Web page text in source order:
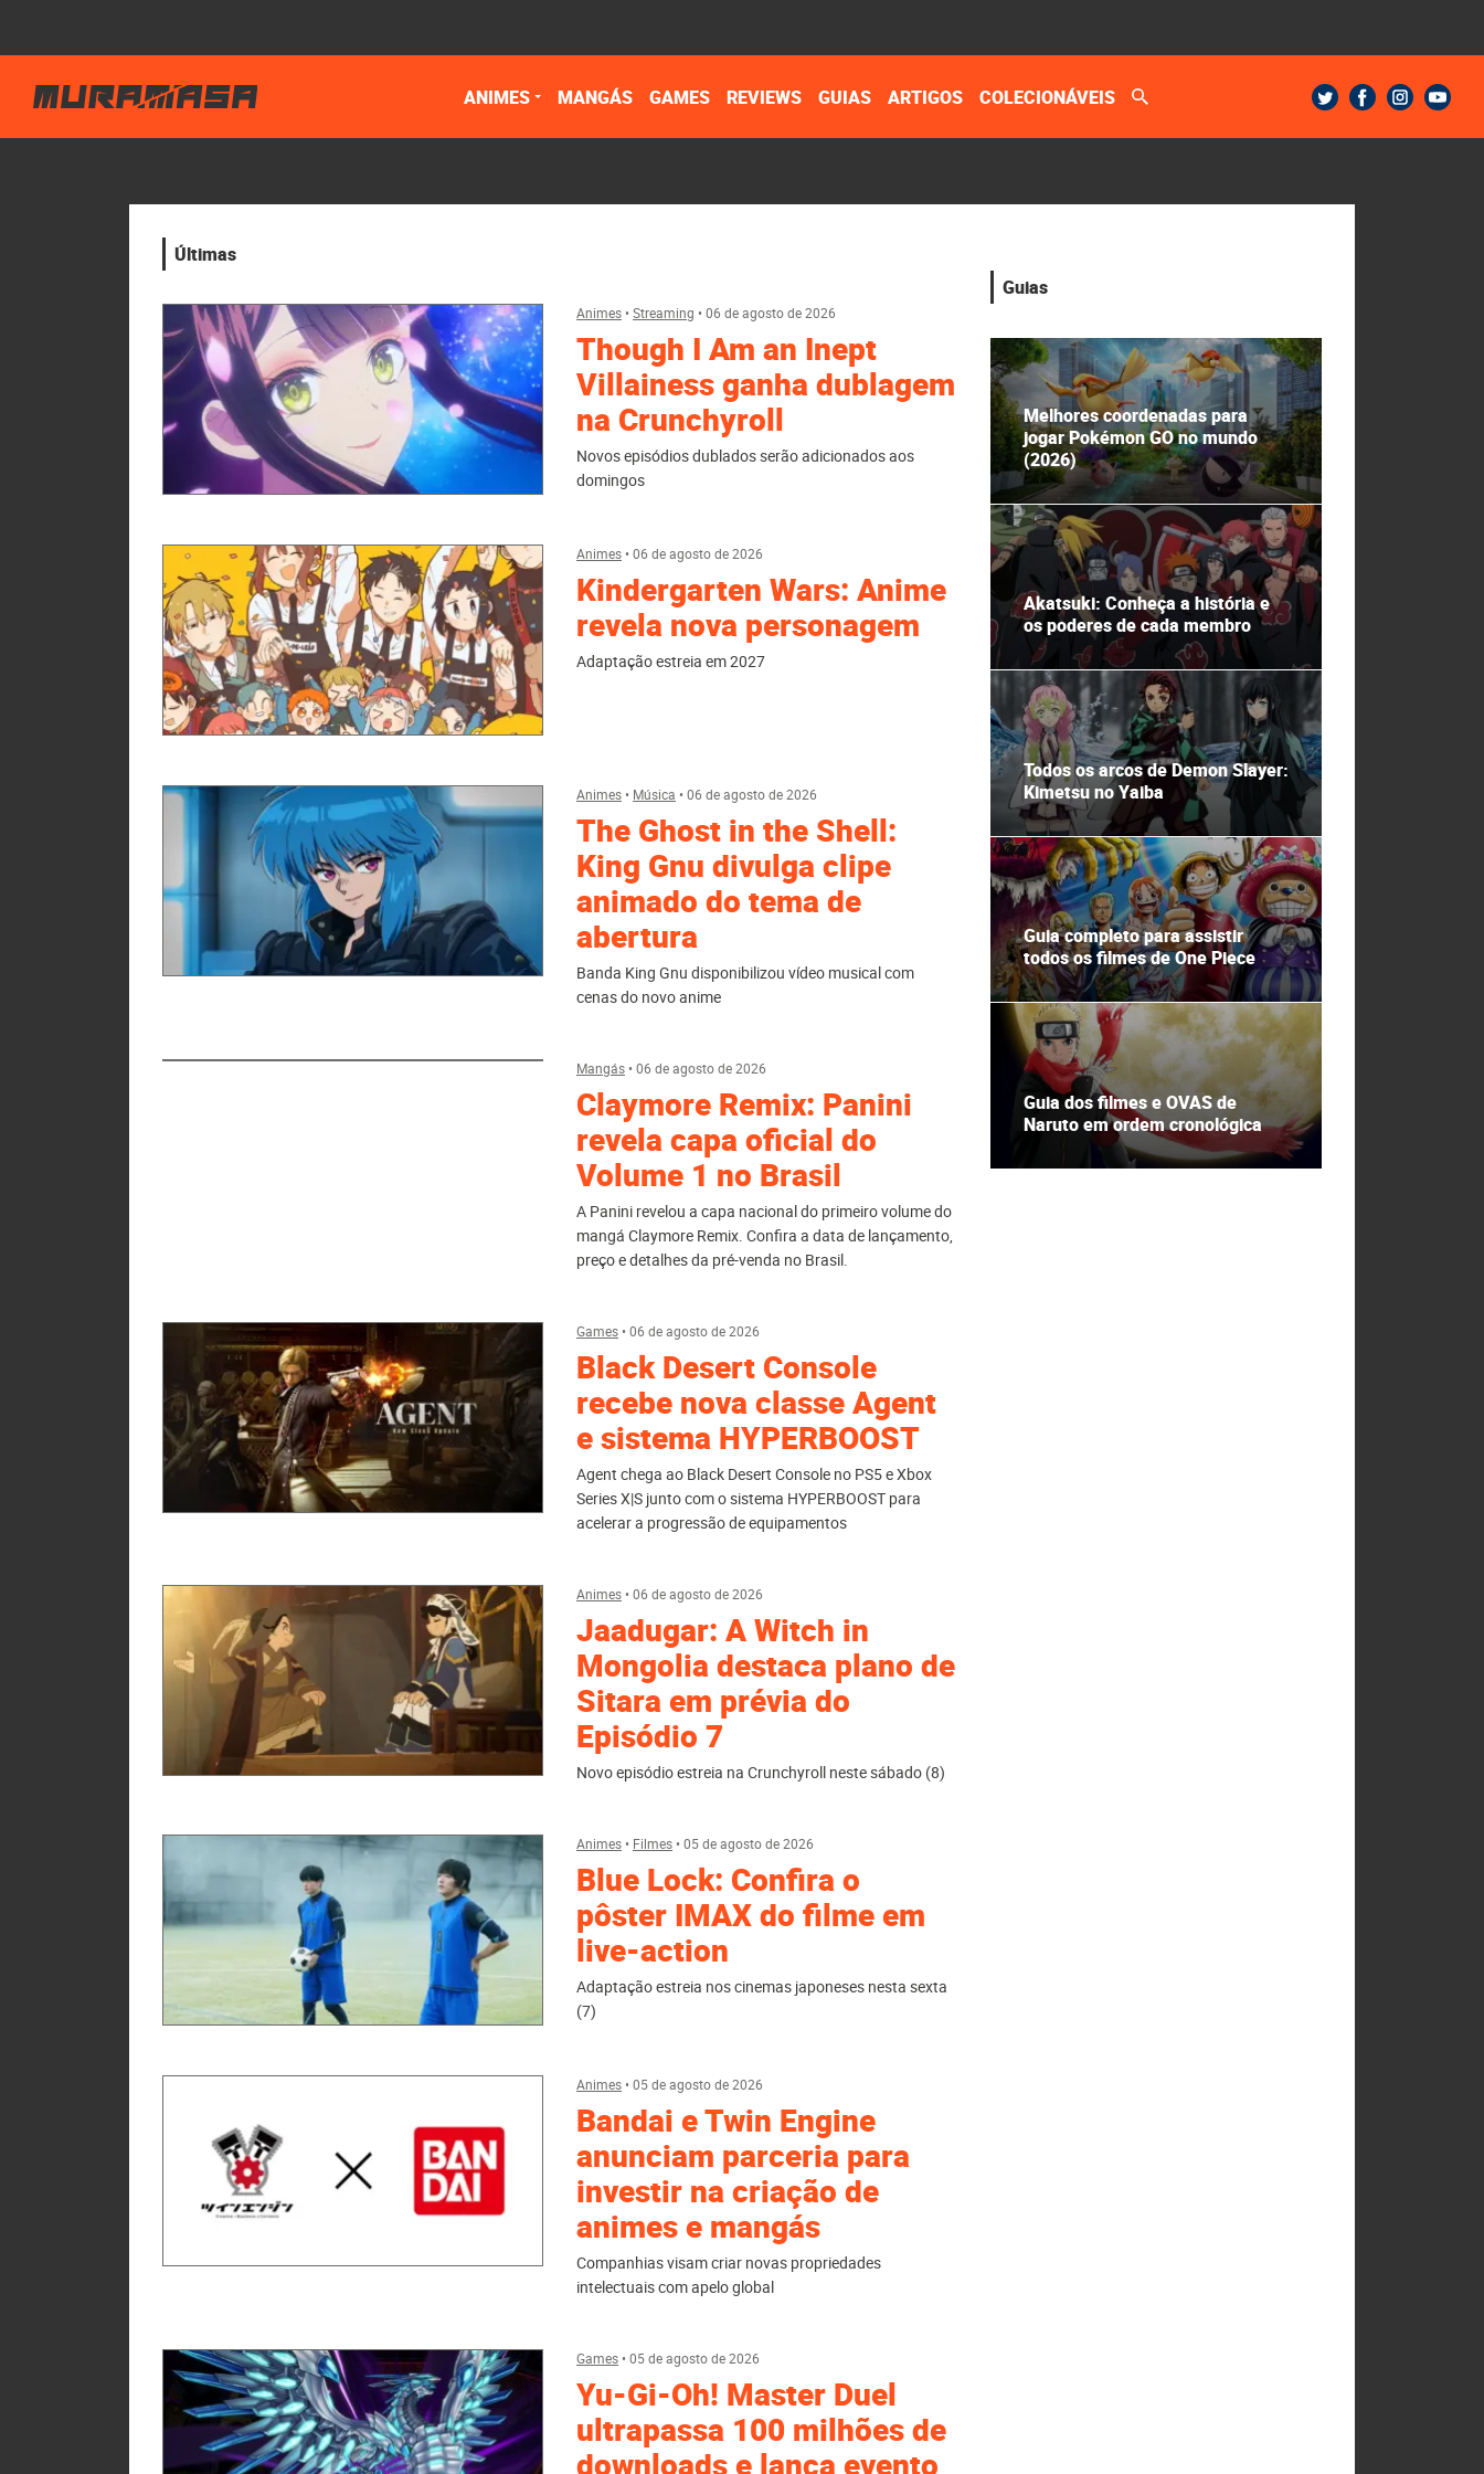
ANIMES MANGÁS GAMES REVIEWS GUIAS ARTIGOS COLECIONÁVEIS
Últimas
Animes•Streaming •06 de agosto de 2026
Though I Am an Inept
Villainess ganha dublagem
na Crunchyroll
Novos episódios dublados serão adicionados aos
domingos
Animes•06 de agosto de 2026
Kindergarten Wars: Anime
revela nova personagem
Adaptação estreia em 2027
Animes• Música •06 de agosto de 2026
The Ghost in the Shell:
King Gnu divulga clipe
animado do tema de
abertura
Banda King Gnu disponibilizou vídeo musical com
cenas do novo anime
Mangás•06 de agosto de 2026
Claymore Remix: Panini
revela capa oficial do
Volume 1 no Brasil
A Panini revelou a capa nacional do primeiro volume do
mangá Claymore Remix. Confira a data de lançamento,
preço e detalhes da pré-venda no Brasil.
Games•06 de agosto de 2026
Black Desert Console
recebe nova classe Agent
e sistema HYPERBOOST
Agent chega ao Black Desert Console no PS5 e Xbox
Series X|S junto com o sistema HYPERBOOST para
acelerar a progressão de equipamentos
Animes•06 de agosto de 2026
Jaadugar: A Witch in
Mongolia destaca plano de
Sitara em prévia do
Episódio 7
Novo episódio estreia na Crunchyroll neste sábado (8)
Animes• Filmes•05 de agosto de 2026
Blue Lock: Confira o
pôster IMAX do filme em
live-action
Adaptação estreia nos cinemas japoneses nesta sexta
(7)
Animes•05 de agosto de 2026
Bandai e Twin Engine
anunciam parceria para
investir na criação de
animes e mangás
Companhias visam criar novas propriedades
intelectuais com apelo global
Games•05 de agosto de 2026
Yu-Gi-Oh! Master Duel
ultrapassa 100 milhões de
downloads e lança evento
Guias
Melhores coordenadas para
jogar Pokémon GO no mundo
(2026)
Akatsuki: Conheça a história e
os poderes de cada membro
Todos os arcos de Demon Slayer:
Kimetsu no Yaiba
Guia completo para assistir
todos os filmes de One Piece
Guia dos filmes e OVAS de
Naruto em ordem cronológica